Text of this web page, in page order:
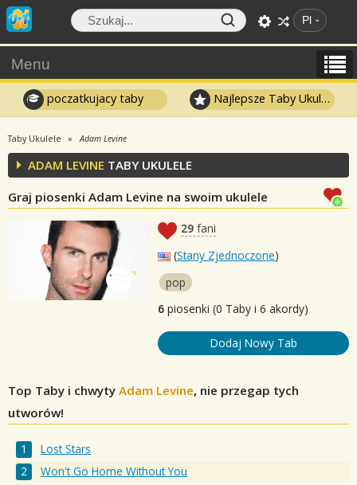
Pl
Menu
poczatkujacy taby Najlepsze Taby Ukulele
Taby Ukulele Adam Levine
ADAM LEVINE TABY UKULELE
Graj piosenki Adam Levine na swoim ukulele
29 fani
(Stany Zjednoczone)
pop
6 piosenki (0 Taby i 6 akordy)
Dodaj Nowy Tab
Top Taby i chwyty Adam Levine, nie przegap tych
utworów!
Lost Stars
Won't Go Home Without You